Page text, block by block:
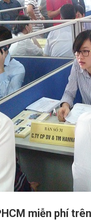
miễn phí trên